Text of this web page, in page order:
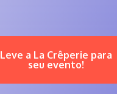
Leve a La Crêperie para
seu evento!